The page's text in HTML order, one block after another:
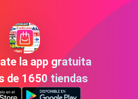
la app gratuita
de 1650 tiendas